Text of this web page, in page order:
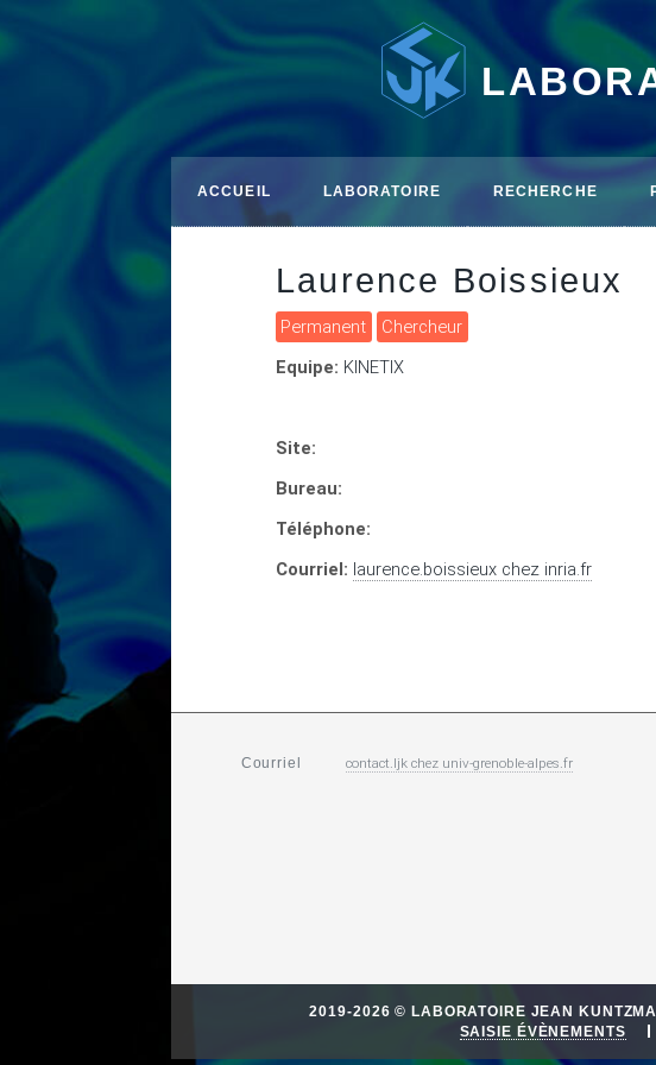
ACCUEIL LABORATOIRE RECHERCHE
Laurence Boissieux
Permanent
Chercheur
Equipe: KINETIX
Site:
Bureau:
Téléphone:
Courriel: laurence.boissieux chez inria.fr
Courriel contact.ljkchez univ-grenoble-alpes.fr
2019-2026 © LABORATOIRE JEAN
SAISIE ÉVÈNEMENTS